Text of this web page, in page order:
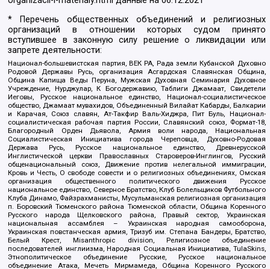
* Перечень общественных объединений и религиозных
организаций в отношении которых судом принято
вступившее в законную силу решение о ликвидации или
запрете деятельности:
Национал-большевистская партия, ВЕК РА, Рада земли Кубанской Духовно
Родовой Державы Русь, организация Асгардская Славянская Община,
Община Капища Веды Перуна, Мужская Духовная Семинария Духовное
Учреждение, Нурджулар, К Богодержавию, Таблиги Джамаат, Свидетели
Иеговы, Русское национальное единство, Национал-социалистическое
общество, Джамаат мувахидов, Объединенный Вилайат Кабарды, Балкарии
и Карачая, Союз славян, Ат-Такфир Валь-Хиджра, Пит Буль, Национал-
социалистическая рабочая партия России, Славянский союз, Формат-18,
Благородный Орден Дьявола, Армия воли народа, Национальная
Социалистическая Инициатива города Череповца, Духовно-Родовая
Держава Русь, Русское национальное единство, Древнерусской
Инглистической церкви Православных Староверов-Инглингов, Русский
общенациональный союз, Движение против нелегальной иммиграции,
Кровь и Честь, О свободе совести и о религиозных объединениях, Омская
организация общественного политического движения Русское
национальное единство, Северное Братство, Клуб Болельщиков Футбольного
Клуба Динамо, Файзрахманисты, Мусульманская религиозная организация
п. Боровский Тюменского района Тюменской области, Община Коренного
Русского народа Щелковского района, Правый сектор, Украинская
национальная ассамблея – Украинская народная самооборона,
Украинская повстанческая армия, Тризуб им. Степана Бандеры, Братство,
Белый Крест, Misanthropic division, Религиозное объединение
последователей инглиизма, Народная Социальная Инициатива, TulaSkins,
Этнополитическое объединение Русские, Русское национальное
объединение Атака, Мечеть Мирмамеда, Община Коренного Русского